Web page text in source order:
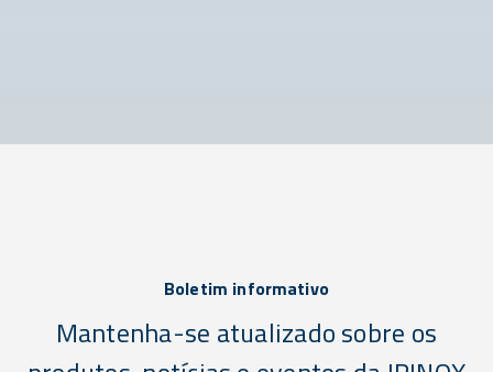
Boletim informativo
Mantenha-se atualizado sobre os